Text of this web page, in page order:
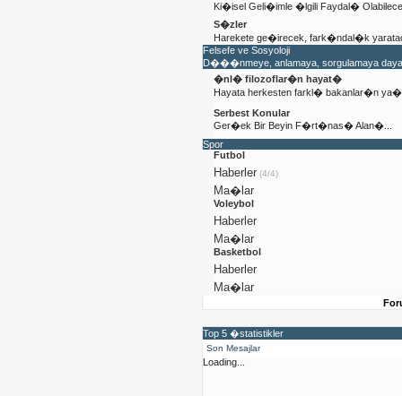
Ki�isel Geli�imle �lgili Faydal�
S�zler
Harekete ge�irecek, fark�ndal�k
Felsefe ve Sosyoloji
D���nmeye, anlamaya, sorgulamaya
�nl� filozoflar�n hayat�
Hayata herkesten farkl� bakanlar�n
Serbest Konular
Ger�ek Bir Beyin F�rt�nas� Alan�...
Spor
Futbol
Haberler(4/4)
Ma�lar
Voleybol
Haberler
Ma�lar
Basketbol
Haberler
Ma�lar
Top 5 �statistikler
Son Mesajlar
Loading...